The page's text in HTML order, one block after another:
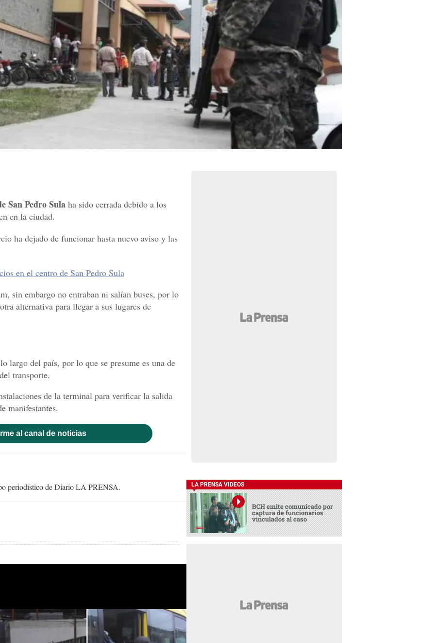
San Pedro Sula ha sido cerrada debido a los
en la ciudad.
ha dejado de funcionar hasta nuevo aviso y las
en el centro de San Pedro Sula
sin embargo no entraban ni salían buses, por lo
alternativa para llegar a sus lugares de
largo del país, por lo que se presume es una de
transporte.
de la terminal para verificar la salida
manifestantes.
al canal de noticias
periodístico de Diario LA PRENSA. LA PRENSA VIDEOS
BCH emite comunicado por
captura de funcionarios
vinculados al caso